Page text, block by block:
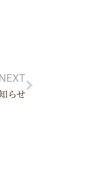
らせ